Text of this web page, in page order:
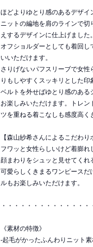
ほどよりゆとり感のあるデザイ
ニットの編地を肩のラインで
えするデザインに仕上げました。
オフショルダーとしても着回
いいただけます。
さりげないパフスリーブで女性
りもしやすくスッキリとした印
ベルトを外せばゆとり感のあ
お楽しみいただけます。トレ
ツを重ねる着こなしも感度高く
【森山紗希さんによるこだわり
フワッと女性らしいけど着膨れ
顔まわりをシュッと見せてくれ
可愛らしくきまるワンピースだ
ルもお楽しみいただけます。
・・・・・・・・・・・・・・
《素材の特徴》
-起毛がかったふんわりニット